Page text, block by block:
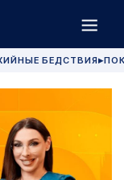
БЕДСТВИЯ▶